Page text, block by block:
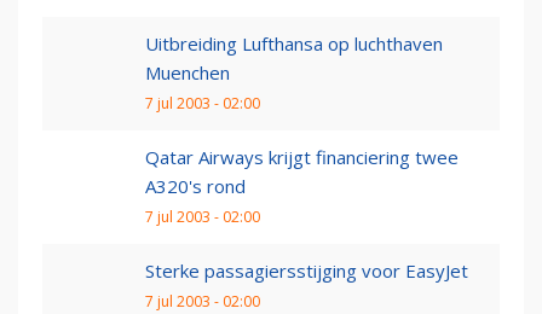
Uitbreiding Lufthansa op luchthaven
Muenchen
7 jul 2003 - 02:00
Qatar Airways krijgt financiering twee
A320's rond
7 jul 2003 - 02:00
Sterke passagiersstijging voor EasyJet
7 jul 2003 - 02:00